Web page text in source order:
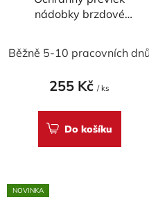
nádobky brzdové
Běžně 5-10 pracovních dnů
255 Kč / ks
Do košíku
NOVINKA